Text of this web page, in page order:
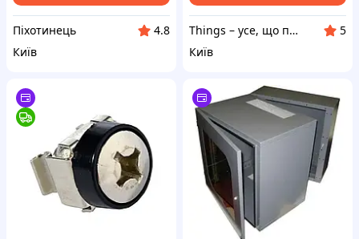
Піхотинець
4.8
Київ
Things – усе, що потрібно, під рукою
5
Київ